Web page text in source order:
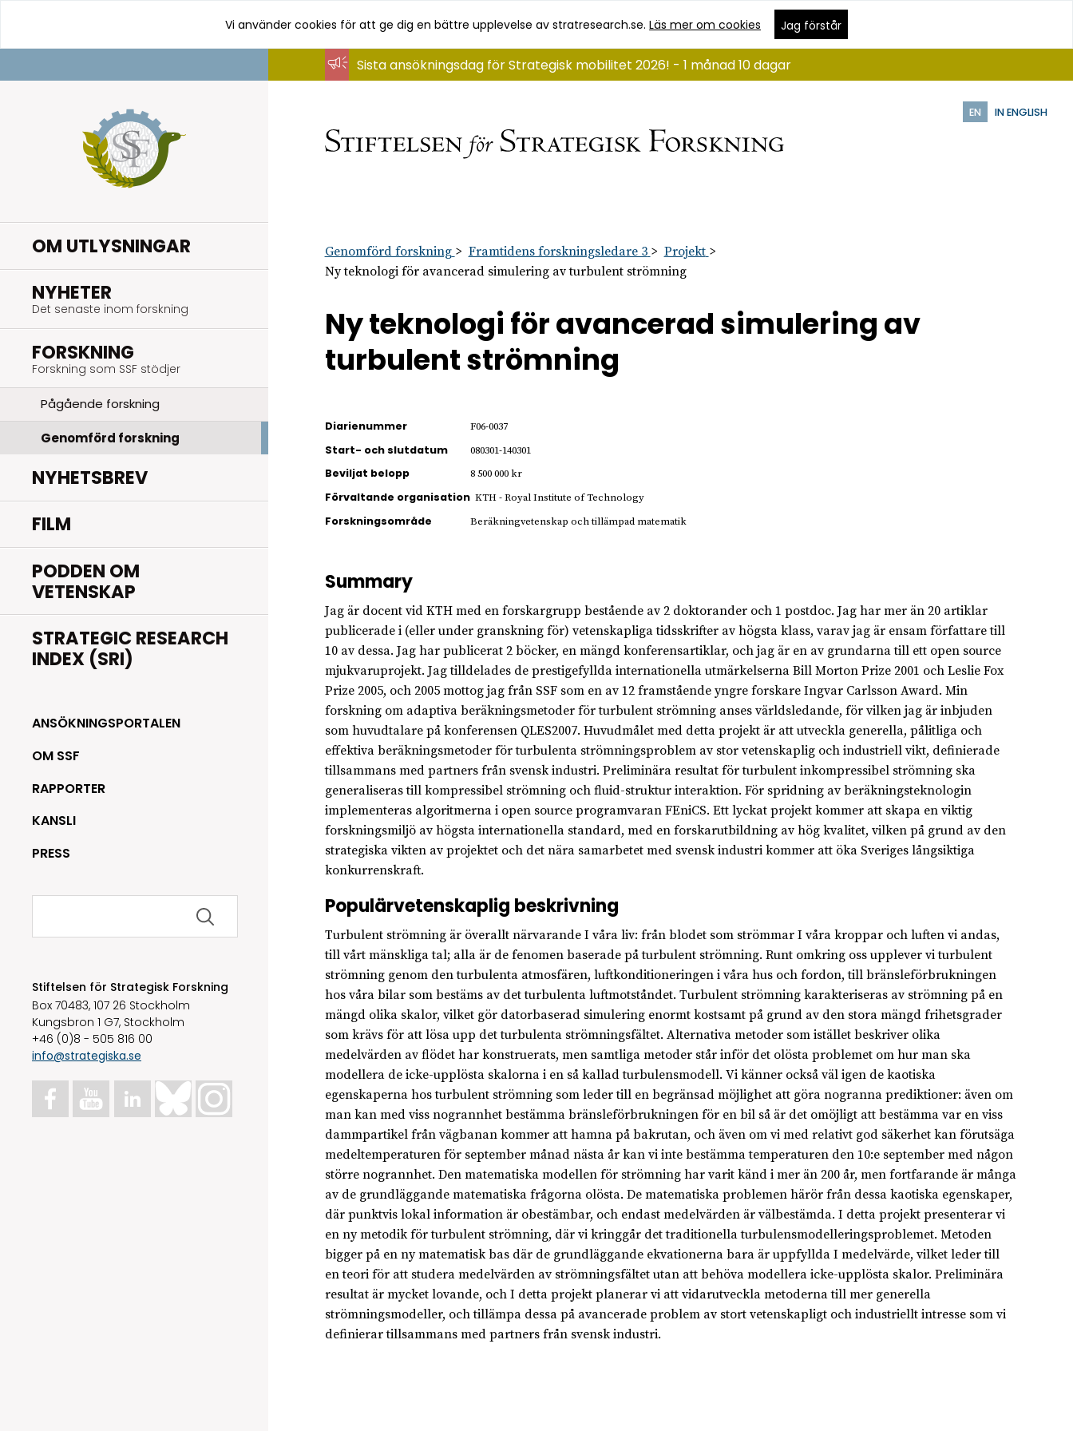
innehåll
Vi använder cookies för att ge dig en bättre upplevelse av stratresearch.se.Läs mer om cookies Jag förstår
EN IN ENGLISH
OM UTLYSNINGAR
NYHETER
Det senaste inom forskning
FORSKNING
Forskning som SSF stödjer
Pågående forskning
Genomförd forskning
NYHETSBREV
FILM
PODDEN OM
VETENSKAP
STRATEGIC RESEARCH
INDEX (SRI)
ANSÖKNINGSPORTALEN
OM SSF
RAPPORTER
KANSLI
PRESS
Sök
Stiftelsen för Strategisk Forskning
Box 70483, 107 26 Stockholm
Kungsbron 1 G7, Stockholm
+46 (0)8 - 505 816 00
info@strategiska.se
Sista ansökningsdag för Strategisk mobilitet 2026! - 1 månad 10 dagar
Genomförd forskning Framtidens forskningsledare 3
Projekt
Ny teknologi för avancerad simulering av turbulent strömning
Ny teknologi för avancerad simulering av
turbulent strömning
Diarienummer F06-0037
Start- och slutdatum 080301-140301
Beviljat belopp 8 500 000 kr
Förvaltande organisation KTH - Royal Institute of Technology
Forskningsområde Beräkningvetenskap och tillämpad matematik
Summary
Jag är docent vid KTH med en forskargrupp bestående av 2 doktorander och 1 postdoc. Jag har mer än 20 artiklar
publicerade i (eller under granskning för) vetenskapliga tidsskrifter av högsta klass, varav jag är ensam författare till
10 av dessa. Jag har publicerat 2 böcker, en mängd konferensartiklar, och jag är en av grundarna till ett open source
mjukvaruprojekt. Jag tilldelades de prestigefyllda internationella utmärkelserna Bill Morton Prize 2001 och Leslie Fox
Prize 2005, och 2005 mottog jag från SSF som en av 12 framstående yngre forskare Ingvar Carlsson Award. Min
forskning om adaptiva beräkningsmetoder för turbulent strömning anses världsledande, för vilken jag är inbjuden
som huvudtalare på konferensen QLES2007. Huvudmålet med detta projekt är att utveckla generella, pålitliga och
effektiva beräkningsmetoder för turbulenta strömningsproblem av stor vetenskaplig och industriell vikt, definierade
tillsammans med partners från svensk industri. Preliminära resultat för turbulent inkompressibel strömning ska
generaliseras till kompressibel strömning och fluid-struktur interaktion. För spridning av beräkningsteknologin
implementeras algoritmerna i open source programvaran FEniCS. Ett lyckat projekt kommer att skapa en viktig
forskningsmiljö av högsta internationella standard, med en forskarutbildning av hög kvalitet, vilken på grund av den
strategiska vikten av projektet och det nära samarbetet med svensk industri kommer att öka Sveriges långsiktiga
konkurrenskraft.
Populärvetenskaplig beskrivning
Turbulent strömning är överallt närvarande I våra liv: från blodet som strömmar I våra kroppar och luften vi andas,
till vårt mänskliga tal; alla är de fenomen baserade på turbulent strömning. Runt omkring oss upplever vi turbulent
strömning genom den turbulenta atmosfären, luftkonditioneringen i våra hus och fordon, till bränsleförbrukningen
hos våra bilar som bestäms av det turbulenta luftmotståndet. Turbulent strömning karakteriseras av strömning på en
mängd olika skalor, vilket gör datorbaserad simulering enormt kostsamt på grund av den stora mängd frihetsgrader
som krävs för att lösa upp det turbulenta strömningsfältet. Alternativa metoder som istället beskriver olika
medelvärden av flödet har konstruerats, men samtliga metoder står inför det olösta problemet om hur man ska
modellera de icke-upplösta skalorna i en så kallad turbulensmodell. Vi känner också väl igen de kaotiska
egenskaperna hos turbulent strömning som leder till en begränsad möjlighet att göra nogranna prediktioner: även om
man kan med viss nogrannhet bestämma bränsleförbrukningen för en bil så är det omöjligt att bestämma var en viss
dammpartikel från vägbanan kommer att hamna på bakrutan, och även om vi med relativt god säkerhet kan förutsäga
medeltemperaturen för september månad nästa år kan vi inte bestämma temperaturen den 10:e september med någon
större nogrannhet. Den matematiska modellen för strömning har varit känd i mer än 200 år, men fortfarande är många
av de grundläggande matematiska frågorna olösta. De matematiska problemen härör från dessa kaotiska egenskaper,
där punktvis lokal information är obestämbar, och endast medelvärden är välbestämda. I detta projekt presenterar vi
en ny metodik för turbulent strömning, där vi kringgår det traditionella turbulensmodelleringsproblemet. Metoden
bigger på en ny matematisk bas där de grundläggande ekvationerna bara är uppfyllda I medelvärde, vilket leder till
en teori för att studera medelvärden av strömningsfältet utan att behöva modellera icke-upplösta skalor. Preliminära
resultat är mycket lovande, och I detta projekt planerar vi att vidarutveckla metoderna till mer generella
strömningsmodeller, och tillämpa dessa på avancerade problem av stort vetenskapligt och industriellt intresse som vi
definierar tillsammans med partners från svensk industri.